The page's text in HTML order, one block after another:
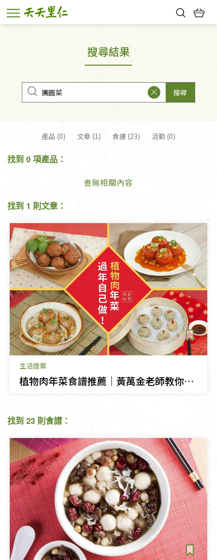
幸福節中獎名單
搜尋結果
搜尋
產品 (0) 文章 (1) 食譜 (23) 活動 (0)
找到 0 項產品：
查無相關內容
找到 1 則文章：
生活提案
植物肉年菜食譜推薦｜黃萬金老師教你做素食獅子頭、珍珠丸子
找到 23 則食譜：